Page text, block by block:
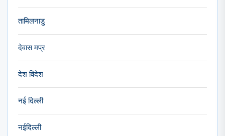
तामिलनाडु
देवास मप्र
देश विदेश
नई दिल्ली
नईदिल्ली